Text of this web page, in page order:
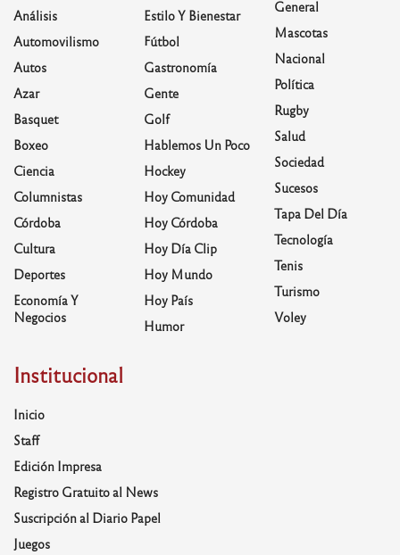
Análisis
Automovilismo
Autos
Azar
Basquet
Boxeo
Ciencia
Columnistas
Córdoba
Cultura
Deportes
Economía Y
Negocios
Estilo Y Bienestar
Fútbol
Gastronomía
Gente
Golf
Hablemos Un Poco
Hockey
Hoy Comunidad
Hoy Córdoba
Hoy Día Clip
Hoy Mundo
Hoy País
Humor
General
Mascotas
Nacional
Política
Rugby
Salud
Sociedad
Sucesos
Tapa Del Día
Tecnología
Tenis
Turismo
Voley
Institucional
Inicio
Staff
Edición Impresa
Registro Gratuito al News
Suscripción al Diario Papel
Juegos